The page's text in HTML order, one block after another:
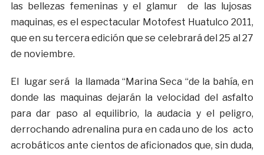
las bellezas femeninas y el glamur de las lujosas
maquinas, es el espectacular Motofest Huatulco 2011,
que en su tercera edición que se celebrará del 25 al 27
de noviembre.
El lugar será la llamada “Marina Seca “de la bahía, en
donde las maquinas dejarán la velocidad del asfalto
para dar paso al equilibrio, la audacia y el peligro,
derrochando adrenalina pura en cada uno de los acto
acrobáticos ante cientos de aficionados que, sin duda,